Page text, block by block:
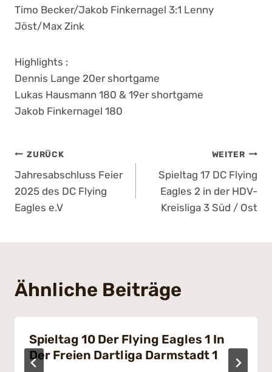
Timo Becker/Jakob Finkernagel 3:1 Lenny
Jöst/Max Zink
Highlights :
Dennis Lange 20er shortgame
Lukas Hausmann 180 & 19er shortgame
Jakob Finkernagel 180
Beitragsnavigation
ZURÜCK
Jahresabschluss Feier
2025 des DC Flying
Eagles e.V
WEITER
Spieltag 17 DC Flying
Eagles 2 in der HDV-
Kreisliga 3 Süd / Ost
Ähnliche Beiträge
Spieltag 10 Der Flying Eagles 1 In
Der Freien Dartliga Darmstadt 1